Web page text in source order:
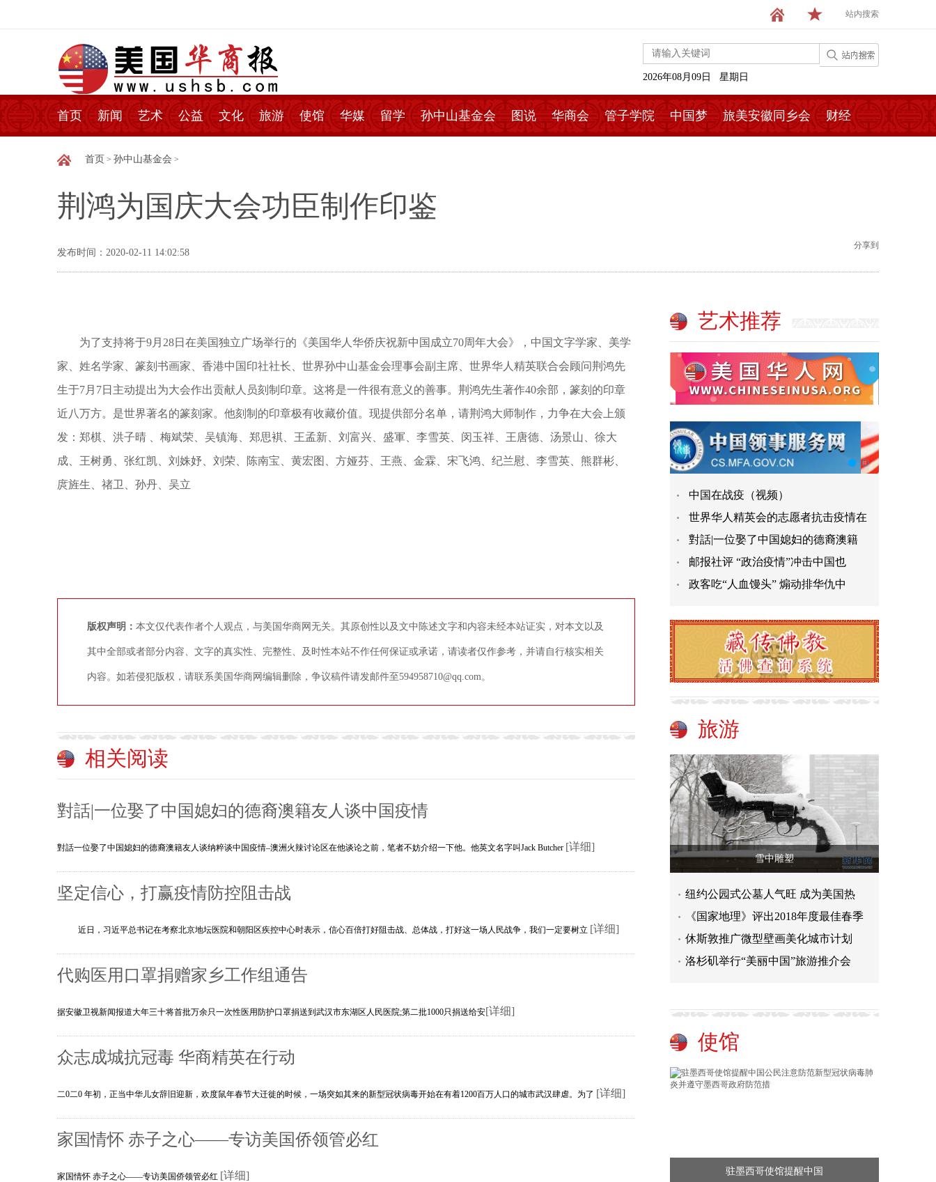
站内搜索
2026年08月09日 星期日
首页 新闻 艺术 公益 文化 旅游 使馆 华媒 留学 孙中山基金会 图说 华商会 管子学院 中国梦 旅美安徽同乡会 财经
首页 > 孙中山基金会 >
荆鸿为国庆大会功臣制作印鉴
发布时间：2020-02-11 14:02:58
分享到
为了支持将于9月28日在美国独立广场举行的《美国华人华侨庆祝新中国成立70周年大会》，中国文字学家、美学
家、姓名学家、篆刻书画家、香港中国印社社长、世界孙中山基金会理事会副主席、世界华人精英联合会顾问荆鸿先
生于7月7日主动提出为大会作出贡献人员刻制印章。这将是一件很有意义的善事。荆鸿先生著作40余部，篆刻的印章
近八万方。是世界著名的篆刻家。他刻制的印章极有收藏价值。现提供部分名单，请荆鸿大师制作，力争在大会上颁
发：郑棋、洪子晴 、梅斌荣、吴镇海、郑思褀、王孟新、刘富兴、盛軍、李雪英、闵玉祥、王唐德、汤景山、徐大
成、王树勇、张红凯、刘姝妤、刘荣、陈南宝、黄宏图、方娅芬、王燕、金霖、宋飞鸿、纪兰慰、李雪英、熊群彬、
庹旌生、禇卫、孙丹、吴立
版权声明： 本文仅代表作者个人观点，与美国华商网无关。其原创性以及文中陈述文字和内容未经本站证实，对本文以及
其中全部或者部分内容、文字的真实性、完整性、及时性本站不作任何保证或承诺，请读者仅作参考，并请自行核实相关
内容。如若侵犯版权，请联系美国华商网编辑删除，争议稿件请发邮件至594958710@qq.com。
相关阅读
對話|一位娶了中国媳妇的德裔澳籍友人谈中国疫情
對話一位娶了中国媳妇的德裔澳籍友人谈纳粹谈中国疫情–澳洲火辣讨论区在他谈论之前，笔者不妨介绍一下他。他英文名字叫Jack Butcher [详细]
坚定信心，打赢疫情防控阻击战
近日，习近平总书记在考察北京地坛医院和朝阳区疾控中心时表示，信心百倍打好阻击战、总体战，打好这一场人民战争，我们一定要树立 [详细]
代购医用口罩捐赠家乡工作组通告
据安徽卫视新闻报道大年三十将首批万余只一次性医用防护口罩捐送到武汉市东湖区人民医院;第二批1000只捐送给安[详细]
众志成城抗冠毒 华商精英在行动
二0二0 年初，正当中华儿女辞旧迎新，欢度鼠年春节大迁徙的时候，一场突如其来的新型冠状病毒开始在有着1200百万人口的城市武汉肆虐。为了 [详细]
家国情怀 赤子之心——专访美国侨领管必红
家国情怀 赤子之心——专访美国侨领管必红 [详细]
艺术推荐
中国在战疫（视频）
世界华人精英会的志愿者抗击疫情在
對話|一位娶了中国媳妇的德裔澳籍
邮报社评 “政治疫情”冲击中国也
政客吃“人血馒头” 煽动排华仇中
旅游
雪中雕塑
纽约公园式公墓人气旺 成为美国热
《国家地理》评出2018年度最佳春季
休斯敦推广微型壁画美化城市计划
洛杉矶举行“美丽中国”旅游推介会
使馆
驻墨西哥使馆提醒中国